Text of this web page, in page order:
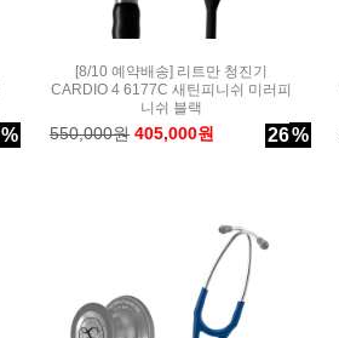
%
[8/10 예약배송] 리트만 청진기
CARDIO 4 6177C 새틴피니쉬 미러피
니쉬 블랙
550,000원 405,000원 26%